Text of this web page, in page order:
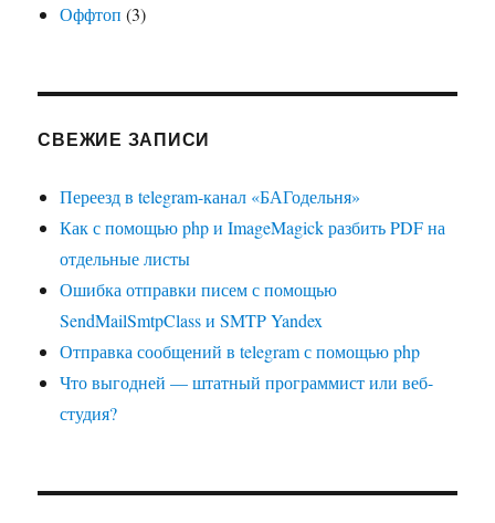
Оффтоп (3)
СВЕЖИЕ ЗАПИСИ
Переезд в telegram-канал «БАГодельня»
Как с помощью php и ImageMagick разбить PDF на
отдельные листы
Ошибка отправки писем с помощью
SendMailSmtpClass и SMTP Yandex
Отправка сообщений в telegram с помощью php
Что выгодней — штатный программист или веб-
студия?